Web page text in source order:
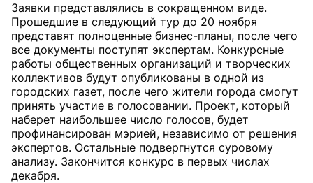
Заявки представлялись в сокращенном виде.
Прошедшие в следующий тур до 20 ноября
представят полноценные бизнес-планы, после чего
все документы поступят экспертам. Конкурсные
работы общественных организаций и творческих
коллективов будут опубликованы в одной из
городских газет, после чего жители города смогут
принять участие в голосовании. Проект, который
наберет наибольшее число голосов, будет
профинансирован мэрией, независимо от решения
экспертов. Остальные подвергнутся суровому
анализу. Закончится конкурс в первых числах
декабря.